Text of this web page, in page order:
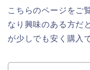
こちらのページをご
なり興味のある方だ
が少しでも安く購入